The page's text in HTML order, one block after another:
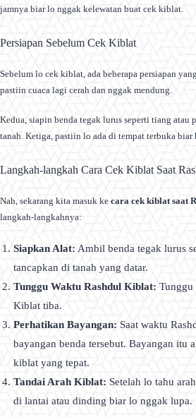
jamnya biar lo nggak kelewatan buat cek kiblat.
Persiapan Sebelum Cek Kiblat
Sebelum lo cek kiblat, ada beberapa persiapan
pastiin cuaca lagi cerah dan nggak mendung.
Kedua, siapin benda tegak lurus seperti tiang atau
tanah. Ketiga, pastiin lo ada di tempat terbuka biar
Langkah-langkah Cara Cek Kiblat Saat
Nah, sekarang kita masuk ke cara cek kiblat saat
langkah-langkahnya:
Siapkan Alat: Ambil benda tegak lurus
tancapkan di tanah yang datar.
Tunggu Waktu Rashdul Kiblat: Tunggu
Kiblat tiba.
Perhatikan Bayangan: Saat waktu
bayangan benda tersebut. Bayangan itu
kiblat yang tepat.
Tandai Arah Kiblat: Setelah lo tahu
di lantai atau dinding biar lo nggak lupa.